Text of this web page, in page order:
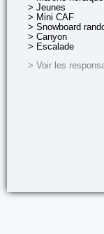
> Jeunes
> Mini CAF
> Snowboard
> Canyon
> Escalade
> Voir les